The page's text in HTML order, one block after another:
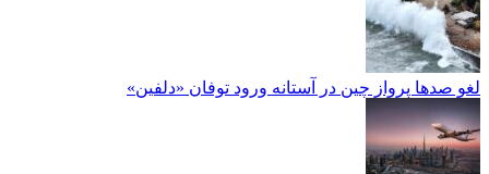
لغو صدها پرواز چین در آستانه ورود توفان «دلفین»